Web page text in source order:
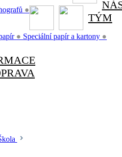
●
● Speciální papír a kartony ●
TÝM